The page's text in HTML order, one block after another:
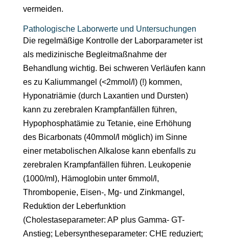
vermeiden.
Pathologische Laborwerte und Untersuchungen
Die regelmäßige Kontrolle der Laborparameter ist
als medizinische Begleitmaßnahme der
Behandlung wichtig. Bei schweren Verläufen kann
es zu Kaliummangel (<2mmol/l) (!) kommen,
Hyponatriämie (durch Laxantien und Dursten)
kann zu zerebralen Krampfanfällen führen,
Hypophosphatämie zu Tetanie, eine Erhöhung
des Bicarbonats (40mmol/l möglich) im Sinne
einer metabolischen Alkalose kann ebenfalls zu
zerebralen Krampfanfällen führen. Leukopenie
(1000/ml), Hämoglobin unter 6mmol/l,
Thrombopenie, Eisen-, Mg- und Zinkmangel,
Reduktion der Leberfunktion
(Cholestaseparameter: AP plus Gamma- GT-
Anstieg; Lebersyntheseparameter: CHE reduziert;